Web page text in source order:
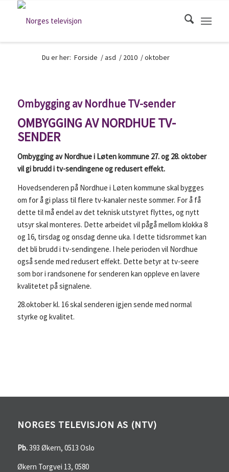
Du er her: Forside /asd / 2010 /oktober
Ombygging av Nordhue TV-sender
OMBYGGING AV NORDHUE TV-
SENDER
Ombygging av Nordhue i Løten kommune 27. og 28. oktober
vil gi brudd i tv-sendingene og redusert effekt.
Hovedsenderen på Nordhue i Løten kommune skal bygges
om for å gi plass til flere tv-kanaler neste sommer. For å få
dette til må endel av det teknisk utstyret flyttes, og nytt
utsyr skal monteres. Dette arbeidet vil pågå mellom klokka 8
og 16, tirsdag og onsdag denne uka. I dette tidsrommet kan
det bli brudd i tv-sendingene. I hele perioden vil Nordhue
også sende med redusert effekt. Dette betyr at tv-seere
som bor i randsonene for senderen kan oppleve en lavere
kvalitetet på signalene.
28.oktober kl. 16 skal senderen igjen sende med normal
styrke og kvalitet.
NORGES TELEVISJON AS (NTV)
Pb.393 Økern, 0513 Oslo
Økern Torgvei 13, 0580